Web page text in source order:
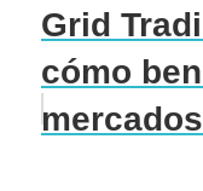
Grid
cómo